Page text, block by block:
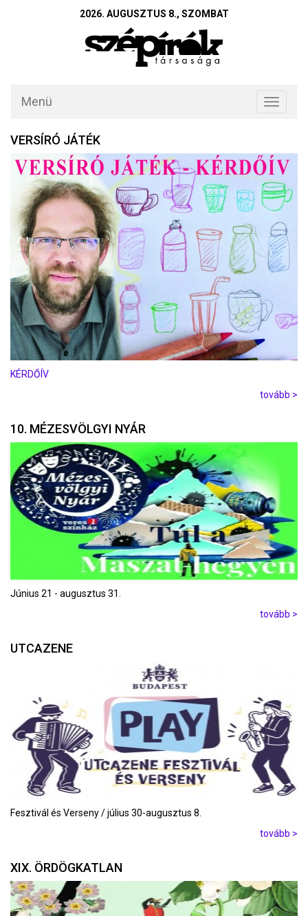
2026. AUGUSZTUS 8., SZOMBAT
Toggle
Menü
VERSÍRÓ JÁTÉK
KÉRDŐÍV
tovább >
10. MÉZESVÖLGYI NYÁR
Június 21 - augusztus 31.
tovább >
UTCAZENE
Fesztivál és Verseny / július 30-augusztus 8.
tovább >
XIX. ÖRDÖGKATLAN